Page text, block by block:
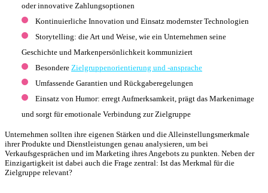
oder innovative Zahlungsoptionen
Kontinuierliche Innovation und Einsatz modernster Technologien
Storytelling: die Art und Weise, wie ein Unternehmen seine
Geschichte und Markenpersönlichkeit kommuniziert
Besondere Zielgruppenorientierung und -ansprache
Umfassende Garantien und Rückgaberegelungen
Einsatz von Humor: erregt Aufmerksamkeit, prägt das Markenimage
und sorgt für emotionale Verbindung zur Zielgruppe
Unternehmen sollten ihre eigenen Stärken und die Alleinstellungsmerkmale
ihrer Produkte und Dienstleistungen genau analysieren, um bei
Verkaufsgesprächen und im Marketing ihres Angebots zu punkten. Neben der
Einzigartigkeit ist dabei auch die Frage zentral: Ist das Merkmal für die
Zielgruppe relevant?